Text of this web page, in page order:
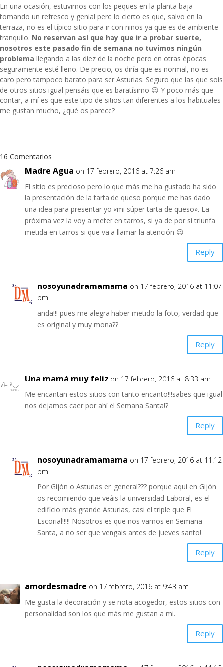
En una ocasión, estuvimos con los peques en la planta baja
tomando un refresco y genial pero lo cierto es que, salvo en la
terraza, no es el típico sitio para ir con niños ya que es de ambiente
tranquilo. No reservan así que hay que ir a probar suerte,
nosotros este pasado fin de semana no tuvimos ningún
problema llegando a las diez de la noche pero en otras épocas
seguramente esté lleno. De precio, os diría que es normal, no es
caro pero tampoco barato para ser Asturias. Seguro que las que sois
de otros sitios igual pensáis que es baratísimo 😉 Y poco más que
contar, a mí es que este tipo de sitios tan diferentes a los habituales
me gustan mucho, ¿qué os parece?
16 Comentarios
Madre Agua on 17 febrero, 2016 at 7:26 am
El sitio es precioso pero lo que más me ha gustado ha sido
la presentación de la tarta de queso porque me has dado
una idea para presentar yo «mi súper tarta de queso». La
próxima vez la voy a meter en tarros, si ya de por si triunfa
metida en tarros si que va a llamar la atención 😉
Reply
nosoyunadramamama on 17 febrero, 2016 at 11:07
pm
anda!!! pues me alegra haber metido la foto, verdad que
es original y muy mona??
Reply
Una mamá muy feliz on 17 febrero, 2016 at 8:33 am
Me encantan estos sitios con tanto encanto!!!sabes que igual
nos dejamos caer por ahí el Semana Santa!?
Reply
nosoyunadramamama on 17 febrero, 2016 at 11:12
pm
Por Gijón o Asturias en general??? porque aquí en Gijón
os recomiendo que veáis la universidad Laboral, es el
edificio más grande Asturias, casi el triple que El
Escorial!!!!! Nosotros es que nos vamos en Semana
Santa, a no ser que vengais antes de jueves santo!
Reply
amordesmadre on 17 febrero, 2016 at 9:43 am
Me gusta la decoración y se nota acogedor, estos sitios con
personalidad son los que más me gustan a mi.
Reply